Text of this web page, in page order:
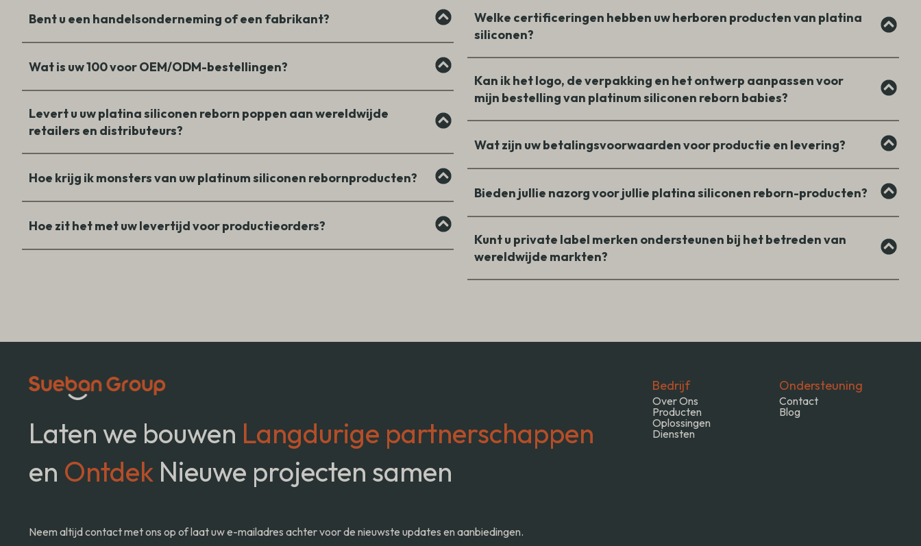
Bent u een handelsonderneming of een fabrikant?
Wat is uw 100 voor OEM/ODM-bestellingen?
Levert u uw platina siliconen reborn poppen aan wereldwijde
retailers en distributeurs?
Hoe krijg ik monsters van uw platinum siliconen rebornproducten?
Hoe zit het met uw levertijd voor productieorders?
Welke certificeringen hebben uw herboren producten van platina
siliconen?
Kan ik het logo, de verpakking en het ontwerp aanpassen voor
mijn bestelling van platinum siliconen reborn babies?
Wat zijn uw betalingsvoorwaarden voor productie en levering?
Bieden jullie nazorg voor jullie platina siliconen reborn-producten?
Kunt u private label merken ondersteunen bij het betreden van
wereldwijde markten?
Laten we bouwen Langdurige partnerschappen
en Ontdek Nieuwe projecten samen
Neem altijd contact met ons op of laat uw e-mailadres achter voor de nieuwste updates en aanbiedingen.
Bedrijf
Over Ons
Producten
Oplossingen
Diensten
Ondersteuning
Contact
Blog